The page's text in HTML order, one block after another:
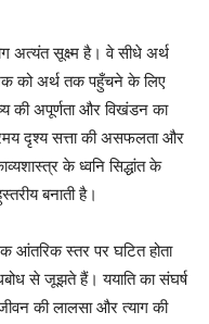
अत्यंत सूक्ष्म है। वे सीधे अर्थ
को अर्थ तक पहुँचने के लिए
की अपूर्णता और विखंडन का
दृश्य सत्ता की असफलता और
के ध्वनि सिद्धांत के
बनाती है।
आंतरिक स्तर पर घटित होता
से जूझते हैं। ययाति का संघर्ष
की लालसा और त्याग की